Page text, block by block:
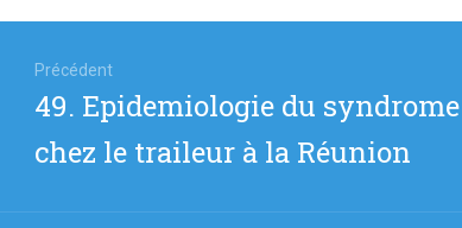
Précédent
Article
précédent
:
49. Epidemiologie du
chez le traileur à la Réunion